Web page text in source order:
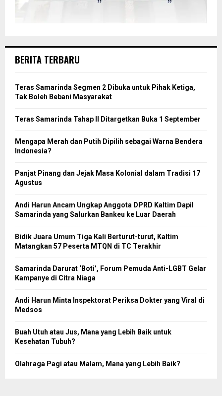
BERITA TERBARU
Teras Samarinda Segmen 2 Dibuka untuk Pihak Ketiga,
Tak Boleh Bebani Masyarakat
Teras Samarinda Tahap II Ditargetkan Buka 1 September
Mengapa Merah dan Putih Dipilih sebagai Warna Bendera
Indonesia?
Panjat Pinang dan Jejak Masa Kolonial dalam Tradisi 17
Agustus
Andi Harun Ancam Ungkap Anggota DPRD Kaltim Dapil
Samarinda yang Salurkan Bankeu ke Luar Daerah
Bidik Juara Umum Tiga Kali Berturut-turut, Kaltim
Matangkan 57 Peserta MTQN di TC Terakhir
Samarinda Darurat ‘Boti’, Forum Pemuda Anti-LGBT Gelar
Kampanye di Citra Niaga
Andi Harun Minta Inspektorat Periksa Dokter yang Viral di
Medsos
Buah Utuh atau Jus, Mana yang Lebih Baik untuk
Kesehatan Tubuh?
Olahraga Pagi atau Malam, Mana yang Lebih Baik?